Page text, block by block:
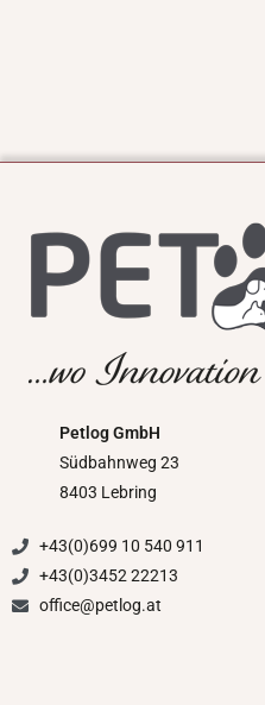
Petlog GmbH
Südbahnweg 23
8403 Lebring
+43(0)699 10 540 911
+43(0)3452 22213
office@petlog.at